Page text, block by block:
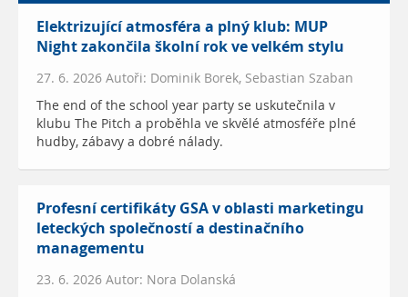
Elektrizující atmosféra a plný klub: MUP
Night zakončila školní rok ve velkém stylu
27. 6. 2026 Autoři: Dominik Borek, Sebastian Szaban
The end of the school year party se uskutečnila v
klubu The Pitch a proběhla ve skvělé atmosféře plné
hudby, zábavy a dobré nálady.
Profesní certifikáty GSA v oblasti marketingu
leteckých společností a destinačního
managementu
23. 6. 2026 Autor: Nora Dolanská